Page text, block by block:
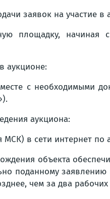
заявок на участие
площадку,
аукционе:
с необходимыми
аукциона:
МСК) в сети интернет по
объекта
поданному
чем за два